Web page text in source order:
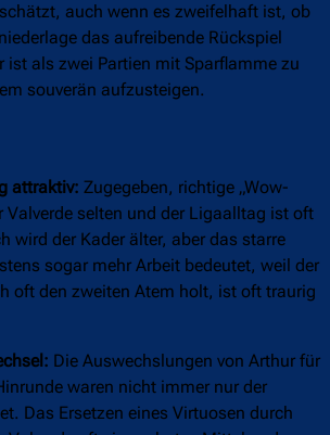
auch wenn es zweifelhaft ist, ob
das aufreibende Rückspiel
ist als zwei Partien mit Sparflamme zu
souverän aufzusteigen.
attraktiv: Zugegeben, richtige „Wow-
Valverde selten und der Ligaalltag ist oft
wird der Kader älter, aber das starre
sogar mehr Arbeit bedeutet, weil der
oft den zweiten Atem holt, ist oft traurig
Die Auswechslungen von Arthur für
waren nicht immer nur der
Das Ersetzen eines Virtuosen durch